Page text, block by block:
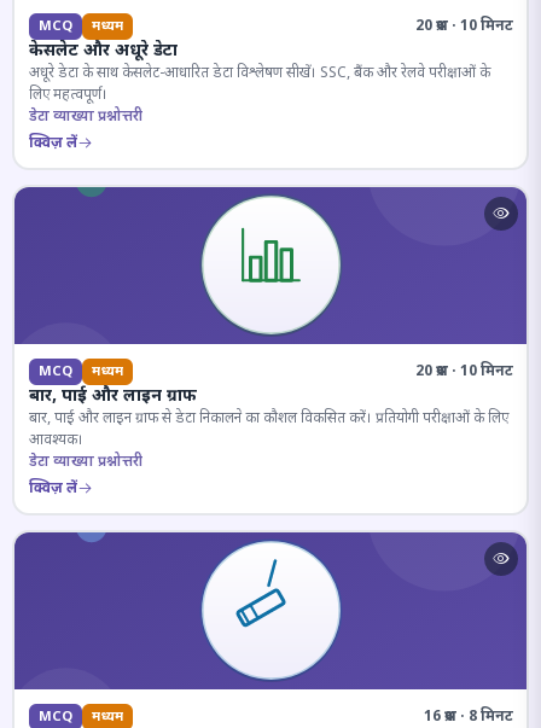
MCQ मध्यम 20 प्रश्न · 10 मिनट
केसलेट और अधूरे डेटा
अधूरे डेटा के साथ केसलेट-आधारित डेटा विश्लेषण सीखें। SSC, बैंक और रेलवे परीक्षाओं के
लिए महत्वपूर्ण।
डेटा व्याख्या प्रश्नोत्तरी
क्विज़ लें
MCQ मध्यम 20 प्रश्न · 10 मिनट
बार, पाई और लाइन ग्राफ
बार, पाई और लाइन ग्राफ से डेटा निकालने का कौशल विकसित करें। प्रतियोगी परीक्षाओं के लिए
आवश्यक।
डेटा व्याख्या प्रश्नोत्तरी
क्विज़ लें
MCQ मध्यम 16 प्रश्न · 8 मिनट